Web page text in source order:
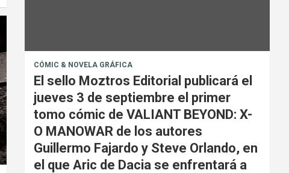
CÓMIC & NOVELA GRÁFICA
El sello Moztros Editorial publicará el
jueves 3 de septiembre el primer
tomo cómic de VALIANT BEYOND: X-
O MANOWAR de los autores
Guillermo Fajardo y Steve Orlando, en
el que Aric de Dacia se enfrentará a